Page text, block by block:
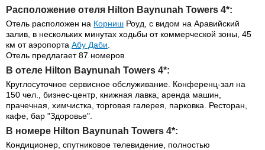
Расположение отеля Hilton Baynunah Towers 4*:
Отель расположен на Корниш Роуд, с видом на Аравийский
залив, в нескольких минутах ходьбы от коммерческой зоны, 45
км от аэропорта Абу Даби
Отель предлагает 87 номеров
В отеле Hilton Baynunah Towers 4*:
Круглосуточное сервисное обслуживание. Конференц-зал на
150 чел., бизнес-центр, книжная лавка, аренда машин,
прачечная, химчистка, торговая галерея, парковка. Ресторан,
кафе, бар "Здоровье".
В номере Hilton Baynunah Towers 4*:
Кондиционер, спутниковое телевидение, полностью